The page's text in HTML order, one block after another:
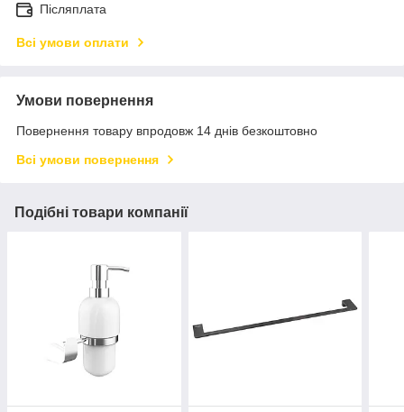
Післяплата
Всі умови оплати
Умови повернення
Повернення товару впродовж 14 днів безкоштовно
Всі умови повернення
Подібні товари компанії